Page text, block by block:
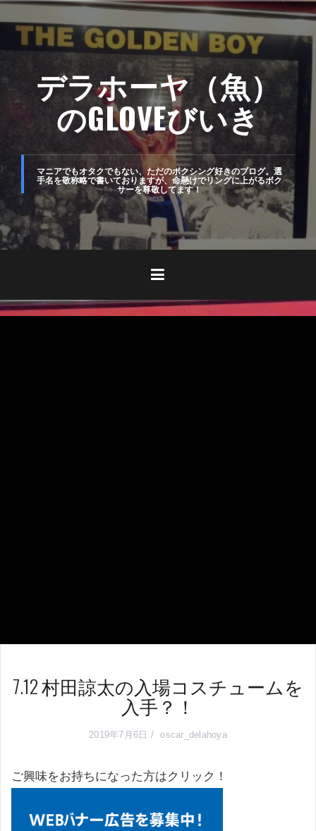
ン
キ
プ
デラホーヤ（魚）
のGLOVEびいき
マニアでもオタクでもない、ただのボクシング好きのブログ。選
手名を敬称略で書いておりますが、命懸けでリングに上がるボク
サーを尊敬してます！
7.12 村田諒太の入場コスチュームを
入手？！
2019年7月6日 oscar_delahoya
ご興味をお持ちになった方はクリック！